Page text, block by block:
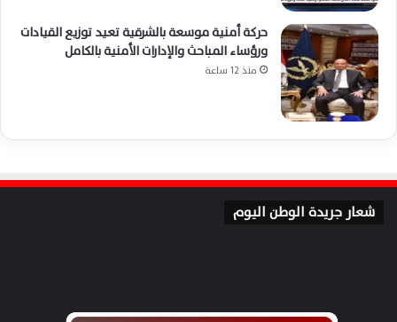
حركة أمنية موسعة بالشرقية تعيد توزيع القيادات
ورؤساء المباحث والإدارات الأمنية بالكامل
منذ 12 ساعة
شعار جريدة الوطن اليوم